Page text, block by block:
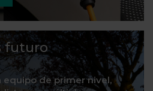
futuro
equipo de primer nivel,